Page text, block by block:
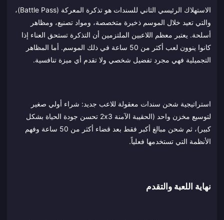
الاستهلاك الرئيسي الثاني للسندات هو تذكرة المعركة (Battle Pass)،
والتي تعيد خلال الموسم ذخيرة متخصصة، ومواد تصنيع، ومظاهر
أسلحة. يعتبر معظم اللاعبين الملتزمين أن التذكرة تستحق العناء إذا
كانوا ينوون لعب أكثر من 50 ساعة في ذلك الموسم. أما المظاهر
التجميلية فهي مجرد تفضيل شخصي ولا تقدم أي ميزة تنافسية.
استراتيجية شحن سندات معقولة للاعب جديد: شراء أولي صغير
لتوسيع مخزن واحد (الحقيبة الآمنة 2x3 تحسن جودة الحياة بشكل
كبير)، ثم شحن مبالغ أكبر فقط بعد قضاء أكثر من 50 ساعة وفهم
الأنظمة التي تستخدمها فعلياً.
نهاية اللعبة والتقدم